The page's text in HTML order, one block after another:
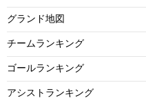
グランド地図
チームランキング
ゴールランキング
アシストランキング